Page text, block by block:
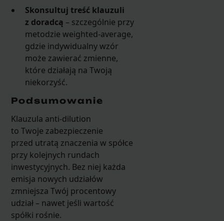
Skonsultuj treść klauzuli
z doradcą – szczególnie przy
metodzie weighted-average,
gdzie indywidualny wzór
może zawierać zmienne,
które działają na Twoją
niekorzyść.
Podsumowanie
Klauzula anti-dilution
to Twoje zabezpieczenie
przed utratą znaczenia w spółce
przy kolejnych rundach
inwestycyjnych. Bez niej każda
emisja nowych udziałów
zmniejsza Twój procentowy
udział – nawet jeśli wartość
spółki rośnie.